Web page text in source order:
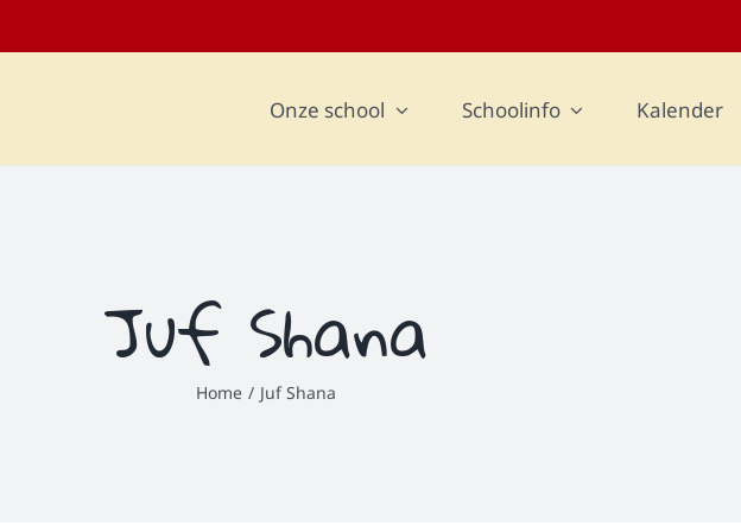
Onze school Schoolinfo Kalender
Juf Shana
Home Juf Shana